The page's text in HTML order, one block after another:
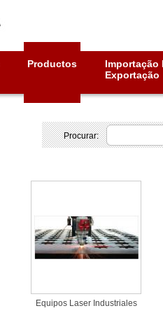
Productos
Importação
Exportação
Procurar:
Equipos Laser Industriales